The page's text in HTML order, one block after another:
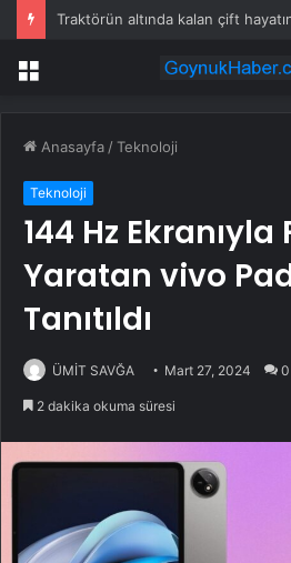
Traktörün altında kalan çift
Menü
Anasayfa /Teknoloji
Teknoloji
144 Hz Ekranıyla
Yaratan vivo
Tanıtıldı
ÜMİT SAVĞA Mart 27, 2024 0
2 dakika okuma süresi